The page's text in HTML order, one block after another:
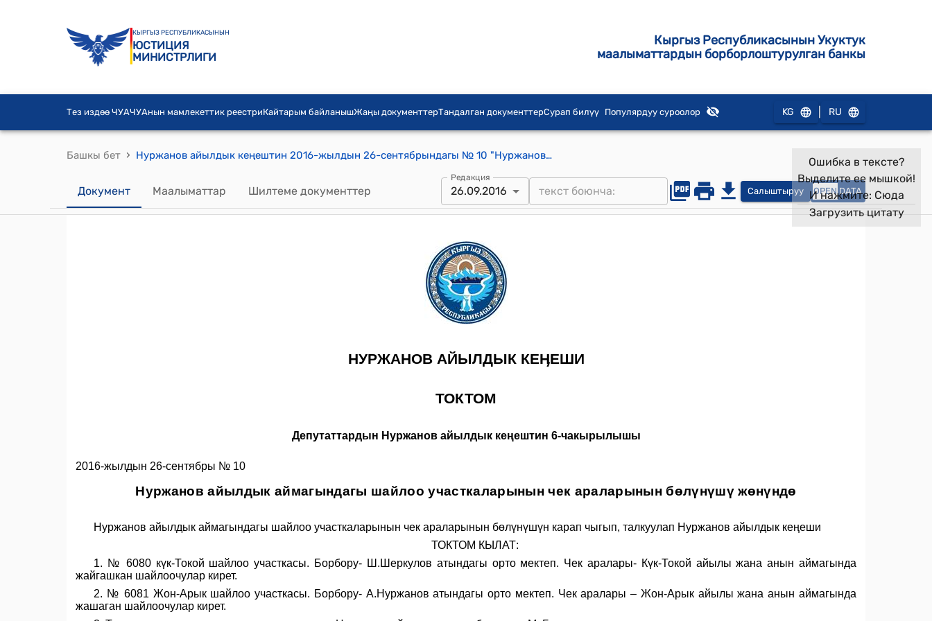
КЫРГЫЗ РЕСПУБЛИКАСЫНЫН
ЮСТИЦИЯ
МИНИСТРЛИГИ
Кыргыз Республикасынын Укуктук
маалыматтардын борборлоштурулган банкы
Тез издөө ЧУАЧУАнын мамлекеттик реестриКайтарым байланышЖаңы документтерТандалган документтерСурап билүү Популярдуу суроолор KG RU
Башкы бет › Нуржанов айылдык кеңештин 2016-жылдын 26-сентябрындагы № 10 "Нуржанов айылдык аймагындагы шайлоо участкаларынын чек араларынын бөлүнүшү жөнүндө" токтому
Документ Маалыматтар Шилтеме документтер
Редакция
26.09.2016 Салыштыруу OPEN DATA
Ошибка в тексте?
Выделите ее мышкой!
И нажмите: Сюда
Загрузить цитату